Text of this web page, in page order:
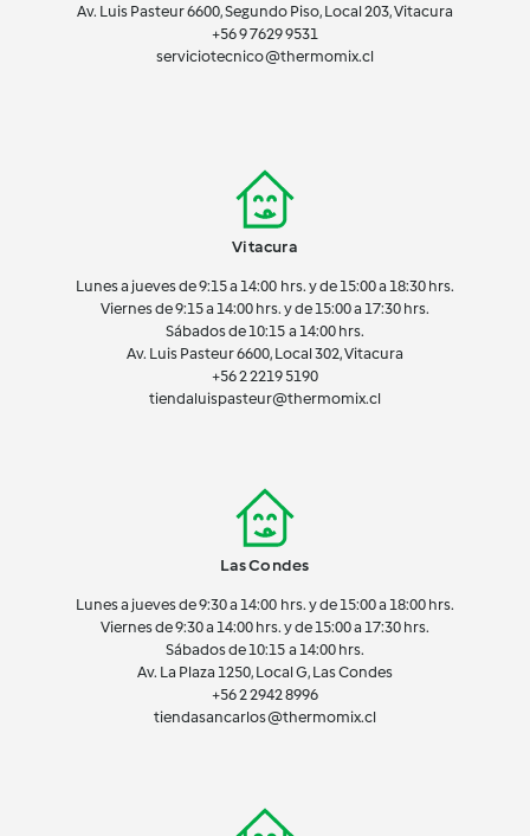
Av. Luis Pasteur 6600, Segundo Piso, Local 203, Vitacura
+56 9 7629 9531
serviciotecnico@thermomix.cl
Vitacura
Lunes a jueves de 9:15 a 14:00 hrs. y de 15:00 a 18:30 hrs.
Viernes de 9:15 a 14:00 hrs. y de 15:00 a 17:30 hrs.
Sábados de 10:15 a 14:00 hrs.
Av. Luis Pasteur 6600, Local 302, Vitacura
+56 2 2219 5190
tiendaluispasteur@thermomix.cl
Las Condes
Lunes a jueves de 9:30 a 14:00 hrs. y de 15:00 a 18:00 hrs.
Viernes de 9:30 a 14:00 hrs. y de 15:00 a 17:30 hrs.
Sábados de 10:15 a 14:00 hrs.
Av. La Plaza 1250, Local G, Las Condes
+56 2 2942 8996
tiendasancarlos@thermomix.cl